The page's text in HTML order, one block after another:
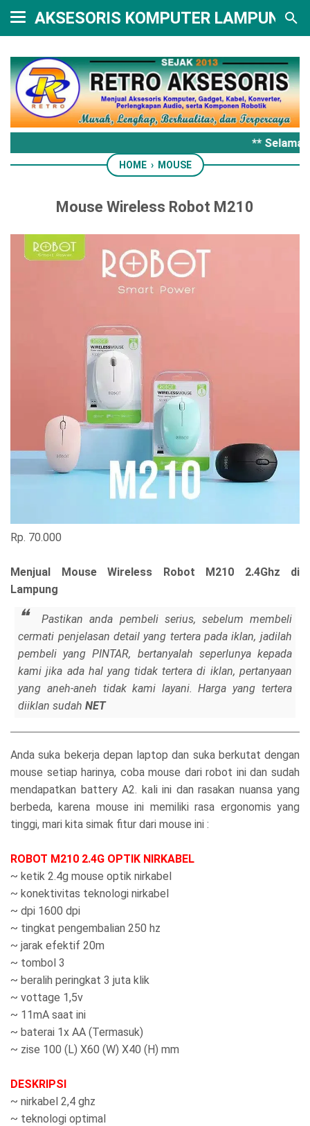
AKSESORIS KOMPUTER LAMPUNG
** Selamat
HOME › MOUSE
Mouse Wireless Robot M210
Rp. 70.000
Menjual Mouse Wireless Robot M210 2.4Ghz di
Lampung
Pastikan anda pembeli serius, sebelum membeli
cermati penjelasan detail yang tertera pada iklan, jadilah
pembeli yang PINTAR, bertanyalah seperlunya kepada
kami jika ada hal yang tidak tertera di iklan, pertanyaan
yang aneh-aneh tidak kami layani. Harga yang tertera
diiklan sudahNET
Anda suka bekerja depan laptop dan suka berkutat dengan
mouse setiap harinya, coba mouse dari robot ini dan sudah
mendapatkan battery A2. kali ini dan rasakan nuansa yang
berbeda, karena mouse ini memiliki rasa ergonomis yang
tinggi, mari kita simak fitur dari mouse ini :
ROBOT M210 2.4G OPTIK NIRKABEL
~ ketik 2.4g mouse optik nirkabel
~ konektivitas teknologi nirkabel
~ dpi 1600 dpi
~ tingkat pengembalian 250 hz
~ jarak efektif 20m
~ tombol 3
~ beralih peringkat 3 juta klik
~ vottage 1,5v
~ 11mA saat ini
~ baterai 1x AA (Termasuk)
~ zise 100 (L) X60 (W) X40 (H) mm
DESKRIPSI
~ nirkabel 2,4 ghz
~ teknologi optimal